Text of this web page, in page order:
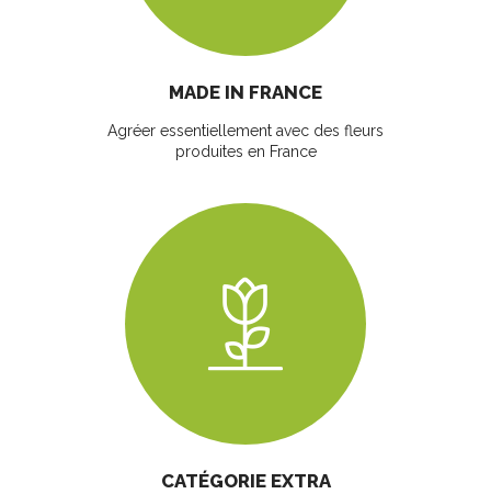
MADE IN FRANCE
Agréer essentiellement avec des fleurs
produites en France
CATÉGORIE EXTRA